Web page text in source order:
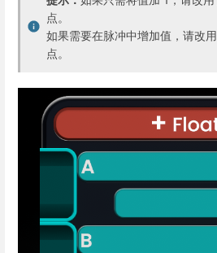
点。
如果需要在脉冲中增加值，请改用
点。